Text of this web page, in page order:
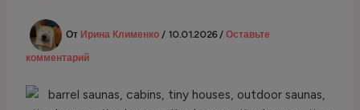
От Ирина Клименко/ 10.01.2026/Оставьте
комментарий